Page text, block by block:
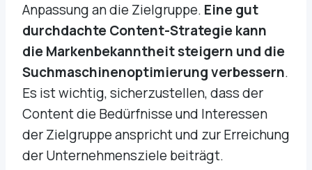
Anpassung an die Zielgruppe. Eine gut
durchdachte Content-Strategie kann
die Markenbekanntheit steigern und die
Suchmaschinenoptimierung verbessern.
Es ist wichtig, sicherzustellen, dass der
Content die Bedürfnisse und Interessen
der Zielgruppe anspricht und zur Erreichung
der Unternehmensziele beiträgt.